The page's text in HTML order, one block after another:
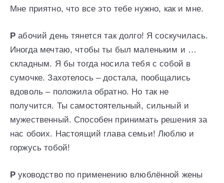
Мне приятно, что все это тебе нужно, как и мне.
Р абочий день тянется так долго! Я соскучилась.
Иногда мечтаю, чтобы ты был маленьким и …
складным. Я бы тогда носила тебя с собой в
сумочке. Захотелось – достала, пообщались
вдоволь – положила обратно. Но так не
получится. Ты самостоятельный, сильный и
мужественный. Способен принимать решения за
нас обоих. Настоящий глава семьи! Люблю и
горжусь тобой!
Р уководство по применению влюблённой жены